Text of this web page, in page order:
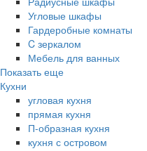
Угловые шкафы
Гардеробные комнаты
C зеркалом
Мебель для ванных
Показать еще
Кухни
угловая кухня
прямая кухня
П-образная кухня
кухня с островом